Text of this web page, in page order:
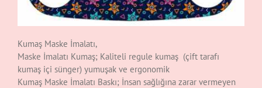
Kumaş Maske İmalatı,
Maske İmalatı Kumaş; Kaliteli regule kumaş (çift tarafı
kumaş içi sünger) yumuşak ve ergonomik
Kumaş Maske İmalatı Baskı; İnsan sağlığına zarar vermeyen